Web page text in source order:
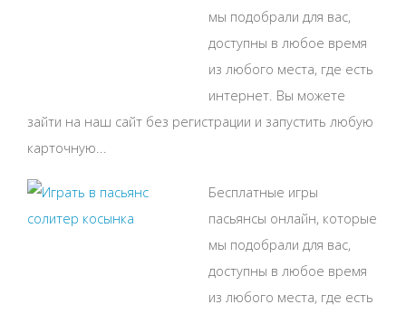
мы подобрали для вас,
доступны в любое время
из любого места, где есть
интернет. Вы можете
зайти на наш сайт без регистрации и запустить любую
карточную...
Бесплатные игры
пасьянсы онлайн, которые
мы подобрали для вас,
доступны в любое время
из любого места, где есть